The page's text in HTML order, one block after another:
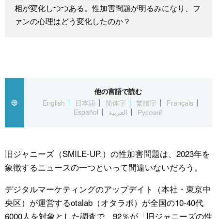
Images
東京
お知らせ
相が変化しつつある。性加害問題が明るみになり、フ
ァンの心理はどう変化したのか？
他の言語で読む
English
日本語 简体字 繁體字
Français
Español
العربية Русский
旧ジャニーズ（SMILE-UP.）の性加害問題は、2023年を
象徴するニュースの一つといって間違いないだろう。
デジタルマーケティングのアップデイト（本社・東京中
央区）が運営するotalab（オタラボ）が全国の10-40代
6000人を対象とした調査で、92％が「旧ジャニーズの性